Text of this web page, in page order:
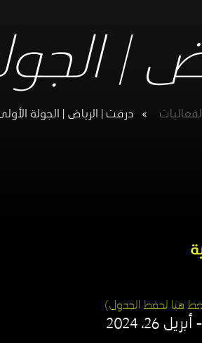
|
» درفت | الرياض | الجولة
هنا لحفظ الجدول)​